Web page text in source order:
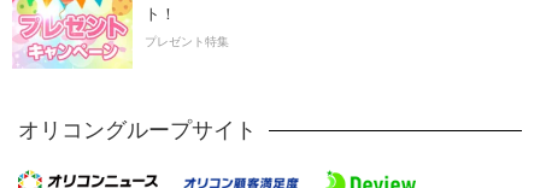
ト！
プレゼント特集
オリコングループサイト